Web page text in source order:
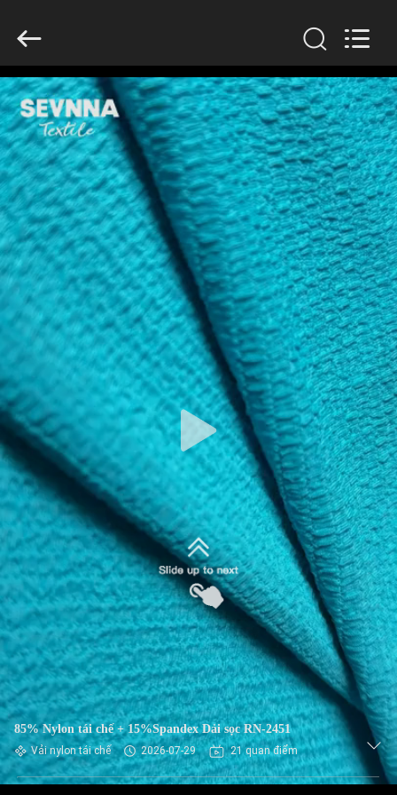
TRANG
CHỦ
CÁC
SẢN
PHẨM
HƯỚNG
DẪN
VR
VỀ
CHÚNG
TÔI
THAM
QUAN
NHÀ
MÁY
KIỂM
SOÁT
CHẤT
LƯỢNG
TEXTILE.
85% Nylon tái chế + 15%Spandex Dải sọc RN-2451
Vải nylon tái chế 2026-07-29 21 quan điểm